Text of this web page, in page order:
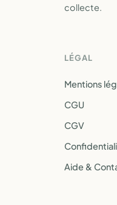
collecte.
LÉGAL
Mentions
CGU
CGV
Aide &